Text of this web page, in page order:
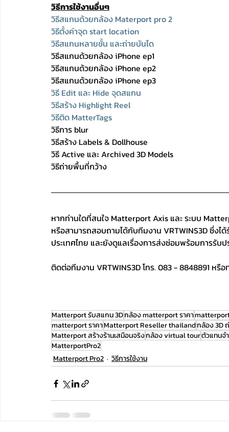
วิธีการใช้งานอื่นๆ
วิธีสแกนด้วยกล้อง Materport pro 2
วิธีตั้งค่าจุด start location
วิธีสแกนหลายชั้น และถ่ายบันได
วิธีสแกนด้วยกล้อง iPhone ep1
วิธีสแกนด้วยกล้อง iPhone ep2
วิธีสแกนด้วยกล้อง iPhone ep3
วิธี Edit และ Hide จุดสแกน
วิธีสร้าง Highlight Reel
วิธีติด MatterTags
วิธีการ blur
วิธีสร้าง Labels & Dollhouse
วิธี Active และ Archived 3D Models
วิธีถ่ายพื้นที่กว้าง
หากท่านใดที่สนใจ Matterport Axis และ ระบบ
หรือสามารถสอบถามได้กับทีมงาน VRTWINS3D ซึ่ง
ประเทศไทย และยังดูแลเรื่องการส่งซ่อมพร้อมการรับ
ติดต่อทีมงาน VRTWINS3D โทร. 083 - 8848891 หรือ
Matterport รับสแกน 3Dกล้อง matterport ราคา
matterport ราคาMatterport Reseller thailandกล้อง 3D
Matterport สร้างร้านเสมือนจริงกล้อง virtual tourตัวแทนจ
MatterportPro2
Matterport Pro2
วิธีการใช้งาน